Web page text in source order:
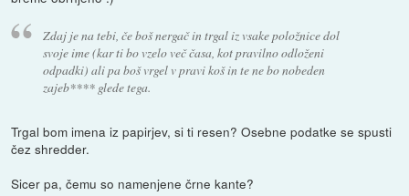
Zdaj je na tebi, če boš nergač in trgal iz vsake položnice dol
svoje ime (kar ti bo vzelo več časa, kot pravilno odloženi
odpadki) ali pa boš vrgel v pravi koš in te ne bo nobeden
zajeb**** glede tega.
Trgal bom imena iz papirjev, si ti resen? Osebne podatke se spusti
čez shredder.
Sicer pa, čemu so namenjene črne kante?